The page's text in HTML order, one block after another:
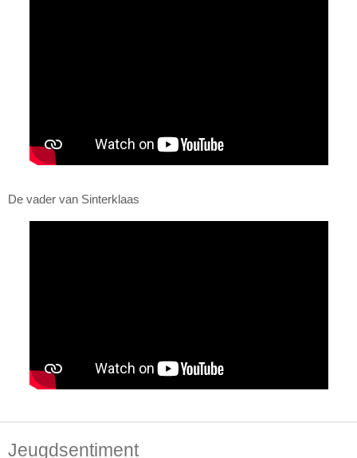
De vader van Sinterklaas
Jeugdsentiment